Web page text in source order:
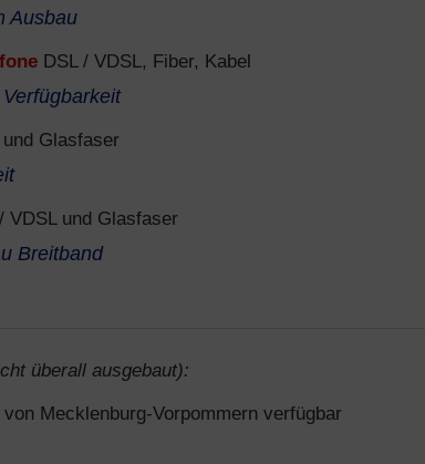
Ausbau
DSL / VDSL, Fiber, Kabel
Glasfaser
VDSL und Glasfaser
Breitband
überall ausgebaut):
Mecklenburg-Vorpommern verfügbar